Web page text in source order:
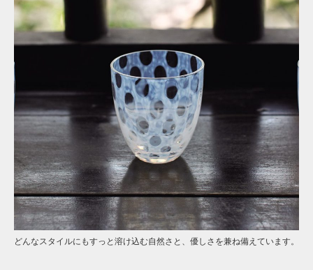
どんなスタイルにもすっと溶け込む自然さと、優しさを兼ね備えています。